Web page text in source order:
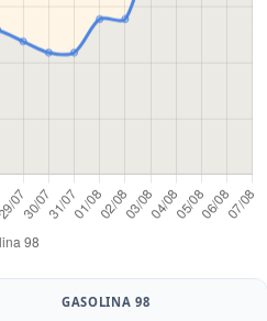
GASOLINA 98